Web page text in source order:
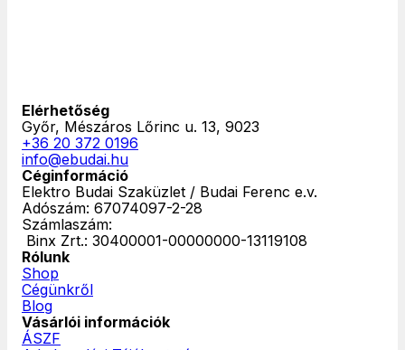
Elérhetőség
Győr, Mészáros Lőrinc u. 13, 9023
+36 20 372 0196
info@ebudai.hu
Céginformáció
Elektro Budai Szaküzlet / Budai Ferenc e.v.
Adószám: 67074097-2-28
Számlaszám:
‎ Binx Zrt.: 30400001-00000000-13119108
Rólunk
Shop
Cégünkről
Blog
Vásárlói információk
ÁSZF